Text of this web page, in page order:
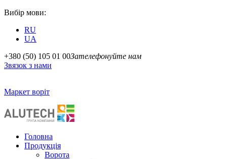
Вибір мови:
RU
UA
+380 (50) 105 01 00Зателефонуйте нам
Звязок з нами
Маркет воріт
Головна
Продукція
Ворота